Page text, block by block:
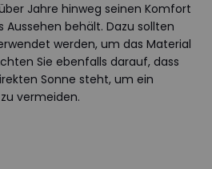
Jahre hinweg seinen Komfort
behält. Dazu sollten
werden, um das Material
Sie ebenfalls darauf, dass
Sonne steht, um ein
vermeiden.